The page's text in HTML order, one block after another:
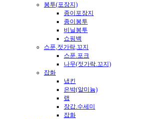
봉투(포장지)
종이포장지
종이봉투
비닐봉투
쇼핑백
스푼,젓가락,꼬지
스푼.포크
나무(젓가락.꼬지)
잡화
냅킨
은박(알미늄)
랩
장갑.수세미
잡화